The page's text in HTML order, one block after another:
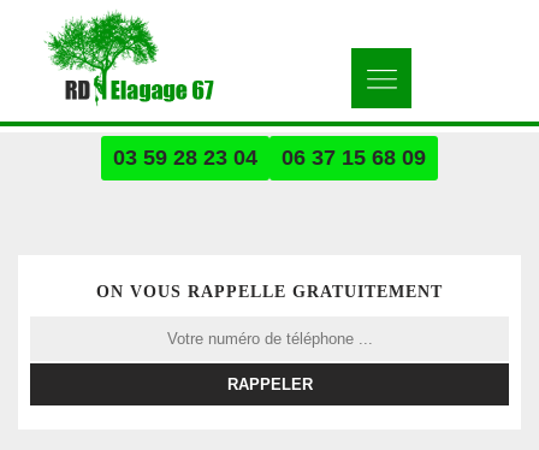
03 59 28 23 04 06 37 15 68 09
ON VOUS RAPPELLE GRATUITEMENT